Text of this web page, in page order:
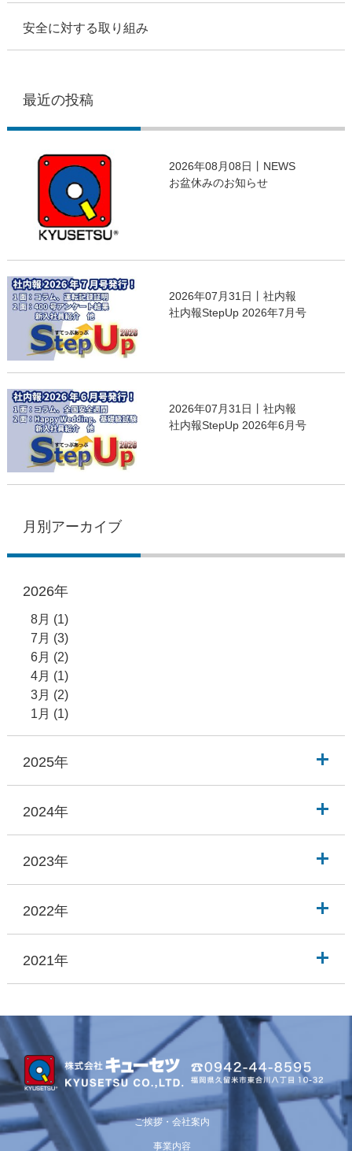
安全に対する取り組み
最近の投稿
2026年08月08日丨NEWS
お盆休みのお知らせ
2026年07月31日丨社内報
社内報StepUp 2026年7月号
2026年07月31日丨社内報
社内報StepUp 2026年6月号
月別アーカイブ
2026年
8月 (1)
7月 (3)
6月 (2)
4月 (1)
3月 (2)
1月 (1)
2025年
2024年
2023年
2022年
2021年
ご挨拶・会社案内
事業内容